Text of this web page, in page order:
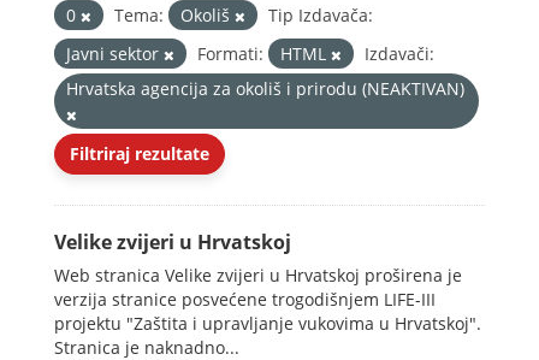
0
Tema: Okoliš
Tip Izdavača:
Javni sektor
Formati: HTML
Izdavači:
Hrvatska agencija za okoliš i prirodu (NEAKTIVAN)
Filtriraj rezultate
Velike zvijeri u Hrvatskoj
Web stranica Velike zvijeri u Hrvatskoj proširena je
verzija stranice posvećene trogodišnjem LIFE-III
projektu "Zaštita i upravljanje vukovima u Hrvatskoj".
Stranica je naknadno...